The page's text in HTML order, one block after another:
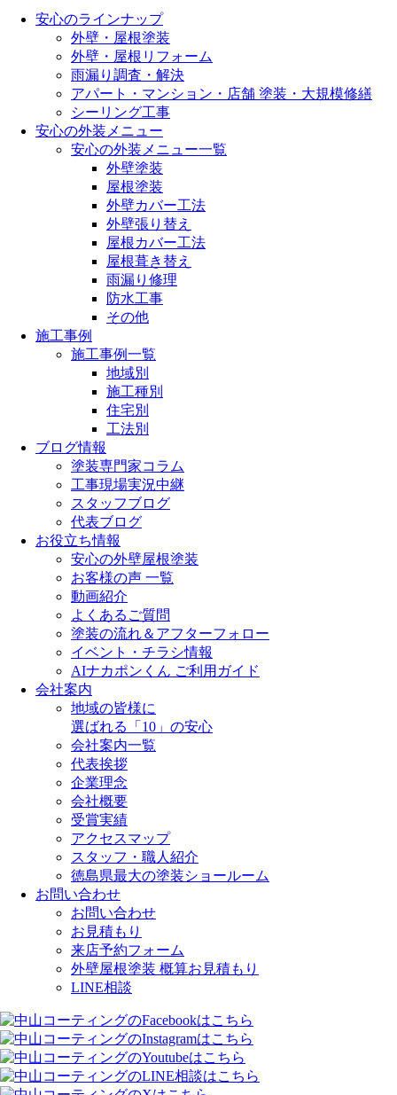
安心のラインナップ
外壁・屋根塗装
外壁・屋根リフォーム
雨漏り調査・解決
アパート・マンション・店舗 塗装・大規模修繕
シーリング工事
安心の外装メニュー
安心の外装メニュー一覧
外壁塗装
屋根塗装
外壁カバー工法
外壁張り替え
屋根カバー工法
屋根葺き替え
雨漏り修理
防水工事
その他
施工事例
施工事例一覧
地域別
施工種別
住宅別
工法別
ブログ情報
塗装専門家コラム
工事現場実況中継
スタッフブログ
代表ブログ
お役立ち情報
安心の外壁屋根塗装
お客様の声 一覧
動画紹介
よくあるご質問
塗装の流れ＆アフターフォロー
イベント・チラシ情報
AIナカポンくん ご利用ガイド
会社案内
地域の皆様に
選ばれる「10」の安心
会社案内一覧
代表挨拶
企業理念
会社概要
受賞実績
アクセスマップ
スタッフ・職人紹介
徳島県最大の塗装ショールーム
お問い合わせ
お問い合わせ
お見積もり
来店予約フォーム
外壁屋根塗装 概算お見積もり
LINE相談